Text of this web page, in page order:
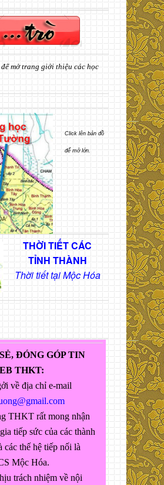
mở trang giới thiệu các học
Click lên bản đồ
để mở lớn.
THỜI TIẾT CÁC
TỈNH THÀNH
Thời tiết tại Mộc Hóa
ĐÓNG GÓP TIN
THKT:
về địa chỉ e-mail
THKT rất mong nhận
tiếp sức của các thành
thế hệ tiếp nối là
Mộc Hóa.
trách nhiệm về nội